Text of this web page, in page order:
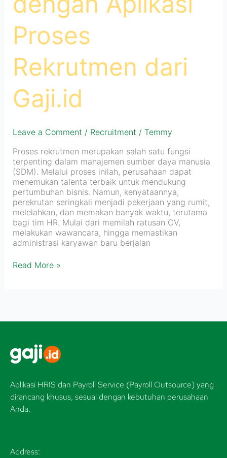
Proses
Rekrutmen dari
Gaji.id
Leave a Comment / Recruitment / Temmy
Proses rekrutmen merupakan salah satu fungsi
terpenting dalam manajemen sumber daya manusia
(SDM). Melalui proses inilah, perusahaan dapat
menemukan talenta terbaik untuk mendukung
pertumbuhan bisnis. Namun, kenyataannya,
perekrutan seringkali menjadi pekerjaan yang rumit,
melelahkan, dan memakan banyak waktu, terutama
bagi tim HR. Mulai dari memilah ratusan CV,
melakukan wawancara, hingga memastikan
administrasi karyawan baru berjalan
Read More »
Aplikasi HRIS dan Payroll Service (Payroll Outsource) yang
dirancang khusus, sesuai dengan kebutuhan perusahaan
Anda.
Address: